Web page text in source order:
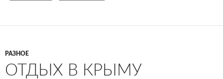
РАЗНОЕ
ОТДЫХ В КРЫМУ